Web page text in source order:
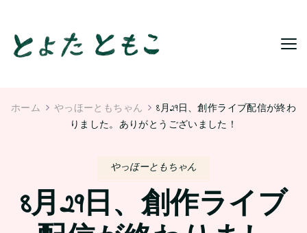
ホーム やっほーともちゃん
8月29日、創作ライブ配信が終わ
りました。ありがとうございました！
やっほーともちゃん
8月29日、創作ライブ